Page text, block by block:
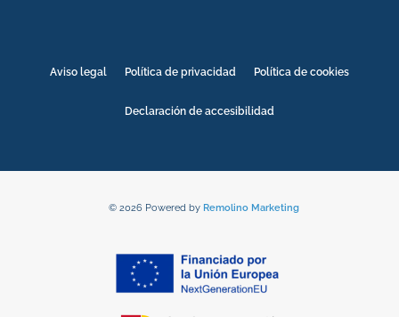
Aviso legal Política de privacidad Política de cookies
Declaración de accesibilidad
© 2026 Powered by Remolino Marketing